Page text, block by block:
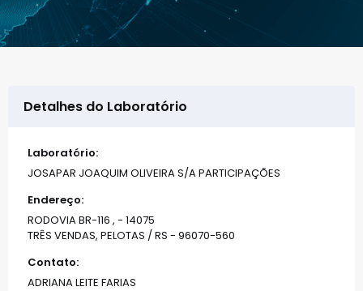
Detalhes do Laboratório
Laboratório:
JOSAPAR JOAQUIM OLIVEIRA S/A PARTICIPAÇÕES
Endereço:
RODOVIA BR-116 , - 14075
TRÊS VENDAS, PELOTAS / RS - 96070-560
Contato:
ADRIANA LEITE FARIAS